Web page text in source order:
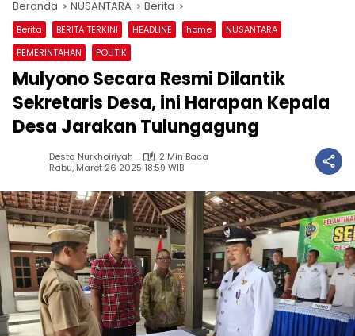
Beranda NUSANTARA Berita
Berita BERITA TERKINI HEADLINE home
NUSANTARA
PEMERINTAHAN
POLITIK
Mulyono Secara Resmi Dilantik
Sekretaris Desa, ini Harapan Kepala
Desa Jarakan Tulungagung
Desta Nurkhoiriyah
2 Min Baca
Rabu, Maret 26 2025 18:59 WIB